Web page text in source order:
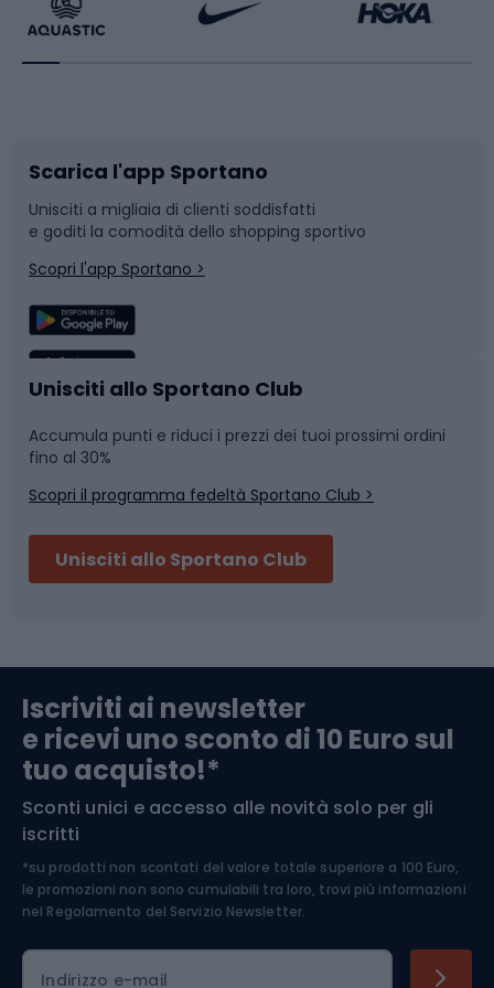
Bikepacking
Bushcraft
Corsa
Sport di squadra
Caschi da ciclismo
Skitouring
Abbigliamento da escursionismo
Sport con le racchette
Slitte e slittini
Snowboard
Camminata nordica
Nuoto
Pattinaggio
Componenti per biciclette
Arrampicata
Medicina dello sport
Abbigliamento ciclistico
Scarica l'app Sportano
Unisciti a migliaia di clienti soddisfatti
e goditi la comodità dello shopping sportivo
Scopri l'app Sportano >
Unisciti allo Sportano Club
Accumula punti e riduci i prezzi dei tuoi prossimi ordini
fino al 30%
Scopri il programma fedeltà Sportano Club >
Unisciti allo Sportano Club
Iscriviti ai newsletter
e ricevi uno sconto di 10 Euro sul
tuo acquisto!*
Sconti unici e accesso alle novità solo per gli
iscritti
*su prodotti non scontati del valore totale superiore a 100 Euro,
le promozioni non sono cumulabili tra loro, trovi più informazioni
nel Regolamento del Servizio Newsletter.
Indirizzo e-mail